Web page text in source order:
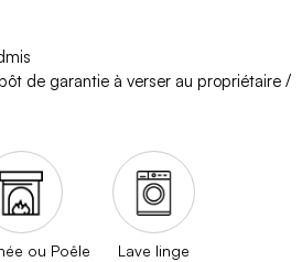
de garantie à verser au propriétaire /
ou Poêle Lave linge